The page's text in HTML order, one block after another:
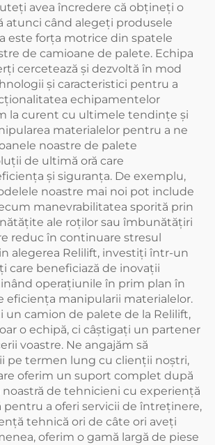
avea încredere că obţineţi o
atunci când alegeţi produsele
este forţa motrice din spatele
de camioane de palete. Echipa
cercetează şi dezvoltă în mod
şi caracteristici pentru a
echipamentelor
la curent cu ultimele tendinţe şi
materialelor pentru a ne
noastre de palete
de ultimă oră care
şi siguranţa. De exemplu,
noastre mai noi pot include
manevrabilitatea sporită prin
ale roților sau îmbunătățiri
reduc în continuare stresul
alegerea Relilift, investiţi într-un
care beneficiază de inovaţii
operaţiunile în prim plan în
eficienţa manipularii materialelor.
un camion de palete de la Relilift,
o echipă, ci câştigaţi un partener
voastre. Ne angajăm să
pe termen lung cu clienţii noştri,
oferim un suport complet după
noastră de tehnicieni cu experienţă
pentru a oferi servicii de întreţinere,
tehnică ori de câte ori aveţi
oferim o gamă largă de piese